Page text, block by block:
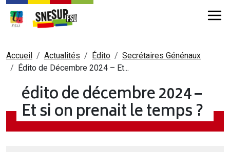
Aller au contenu principal
Fil d'Ariane
Accueil Actualités Édito
Secrétaires Génénaux
Édito de Décembre 2024 – Et...
édito de décembre 2024 –
Et si on prenait le temps ?